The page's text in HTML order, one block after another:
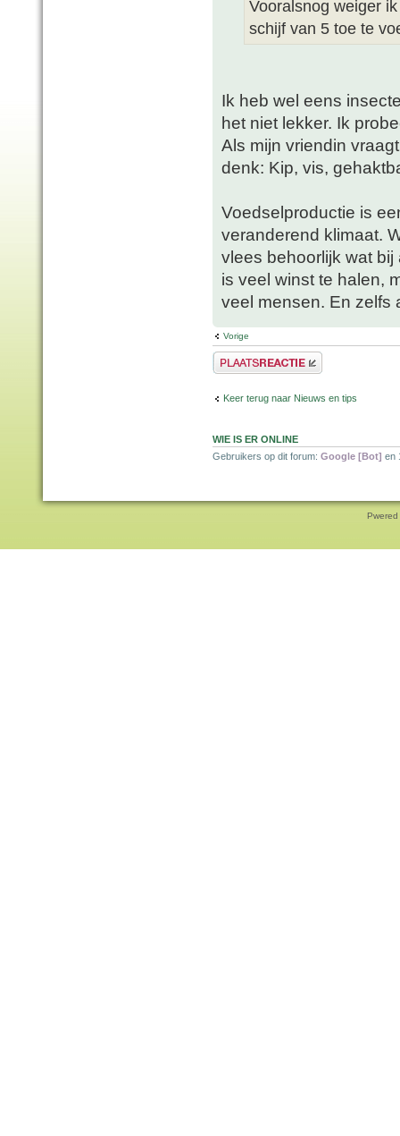
Vooralsnog weiger
schijf van 5 toe te
Ik heb wel eens
het niet lekker. Ik
Als mijn vriendin
denk: Kip, vis,
Voedselproductie is
veranderend klimaat.
vlees behoorlijk wat
is veel winst te halen,
veel mensen. En zelfs
Vorige
Plaats een reactie
Keer terug naar Nieuws en tips
WIE IS ER ONLINE
Gebruikers op dit forum: Google [Bot] en